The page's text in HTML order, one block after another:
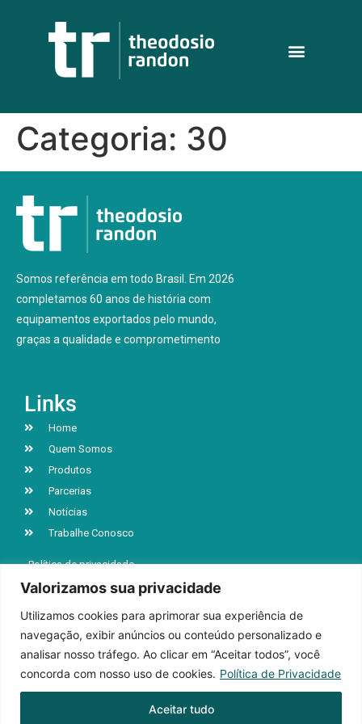
Valorizamos sua privacidade
Utilizamos cookies para aprimorar sua experiência de
navegação, exibir anúncios ou conteúdo personalizado e
analisar nosso tráfego. Ao clicar em “Aceitar todos”, você
concorda com nosso uso de cookies. Política de Privacidade
Aceitar tudo
Categoria: 30
Somos referência em todo Brasil. Em 2026
completamos 60 anos de história com
equipamentos exportados pelo mundo,
graças a qualidade e comprometimento
Links
Home
Quem Somos
Produtos
Parcerias
Notícias
Trabalhe Conosco
Política de privacidade
R. Jacob Luchesi, n° 5039, Bairro Santa Lúcia
Caxias do Sul | RS | CEP 95032-000
+55 (54) 3218-9199